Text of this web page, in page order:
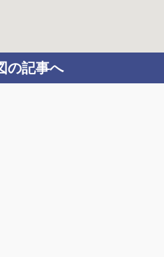
の記事へ